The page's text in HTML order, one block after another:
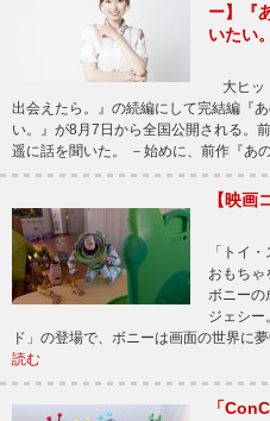
ー】『
いたい
大ヒッ
出会えたら。』の続編にして完結編『
い。』が8月7日から全国公開される。
遥に話を聞いた。 －始めに、前作『あ
【映画
「トイ
おもち
ボニーの
ジェシー
ド」の登場で、ボニーは画面の世界に
読む
「